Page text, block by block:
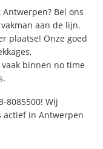
Bel ons
aan de lijn.
plaatse! Onze goed
binnen no time
8085500! Wij
actief in Antwerpen